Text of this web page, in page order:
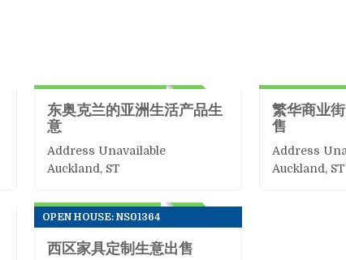
ACTIVE
东奥克兰的亚洲生活产品生
意
Address Unavailable
Auckland, ST
繁华商业
售
Address
Auckland, ST
ACTIVE
零售
OPEN HOUSE: NS01364
西区家具定制生意出售